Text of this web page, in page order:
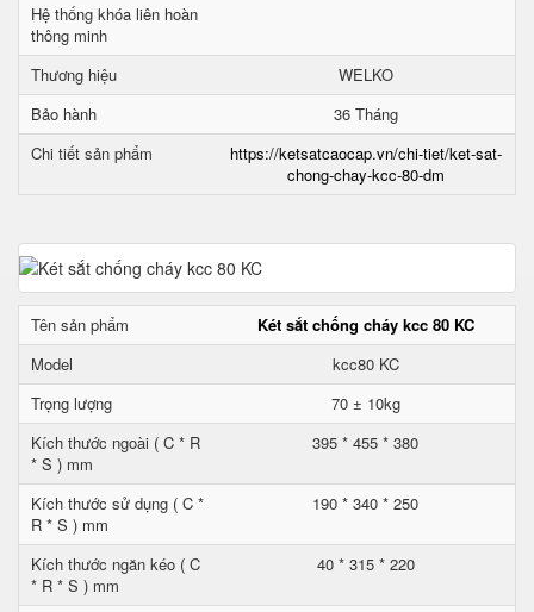
Hệ thống khóa liên hoàn
thông minh
Thương hiệu
WELKO
Bảo hành
36 Tháng
Chi tiết sản phẩm
https://ketsatcaocap.vn/chi-tiet/ket-sat-
chong-chay-kcc-80-dm
Tên sản phẩm
Két sắt chống cháy kcc 80 KC
Model
kcc80 KC
Trọng lượng
70 ± 10kg
Kích thước ngoài ( C * R
* S ) mm
395 * 455 * 380
Kích thước sử dụng ( C *
R * S ) mm
190 * 340 * 250
Kích thước ngăn kéo ( C
* R * S ) mm
40 * 315 * 220